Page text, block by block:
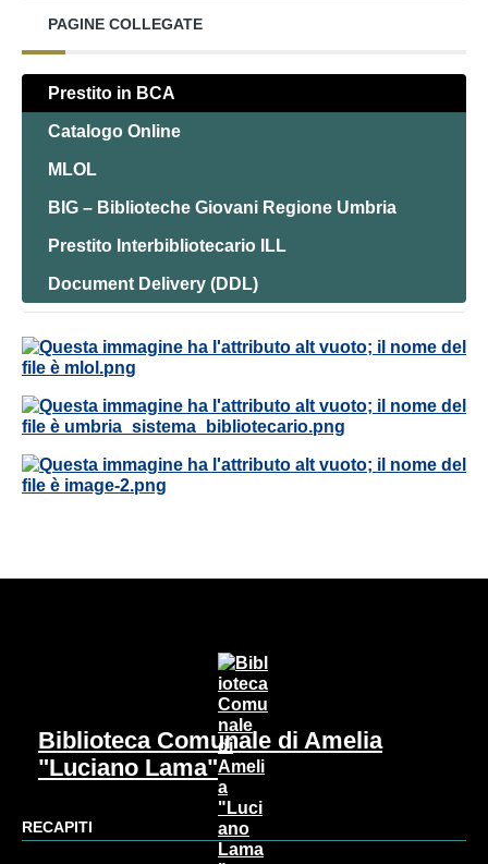
PAGINE COLLEGATE
Prestito in BCA
Catalogo Online
MLOL
BIG – Biblioteche Giovani Regione Umbria
Prestito Interbibliotecario ILL
Document Delivery (DDL)
Biblioteca Comunale di Amelia
"Luciano Lama"
RECAPITI